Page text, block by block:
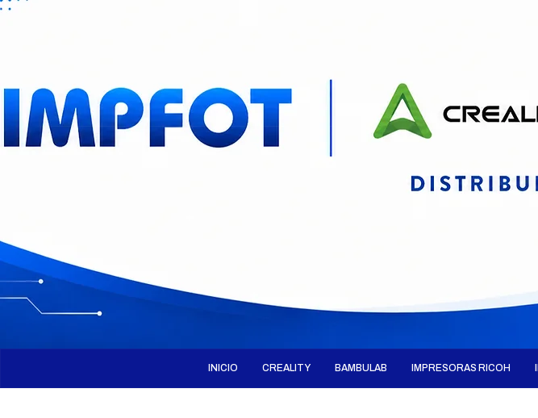
INICIO CREALITY BAMBULAB IMPRESORAS RICOH